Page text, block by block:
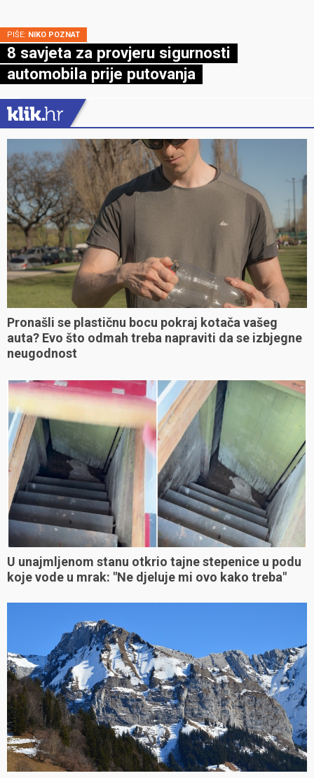
PIŠE: NIKO POZNAT
8 savjeta za provjeru sigurnosti
automobila prije putovanja
Pronašli se plastičnu bocu pokraj kotača vašeg
auta? Evo što odmah treba napraviti da se izbjegne
neugodnost
U unajmljenom stanu otkrio tajne stepenice u podu
koje vode u mrak: "Ne djeluje mi ovo kako treba"